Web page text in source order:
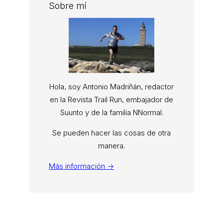
Sobre mí
Hola, soy Antonio Madriñán, redactor
en la Revista Trail Run, embajador de
Suunto y de la familia NNormal.
Se pueden hacer las cosas de otra
manera.
Más información →